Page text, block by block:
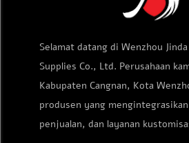
Selamat datang di Wenzhou
Supplies Co., Ltd. Perusahaan
Kabupaten Cangnan, Kota
produsen yang
penjualan, dan layanan